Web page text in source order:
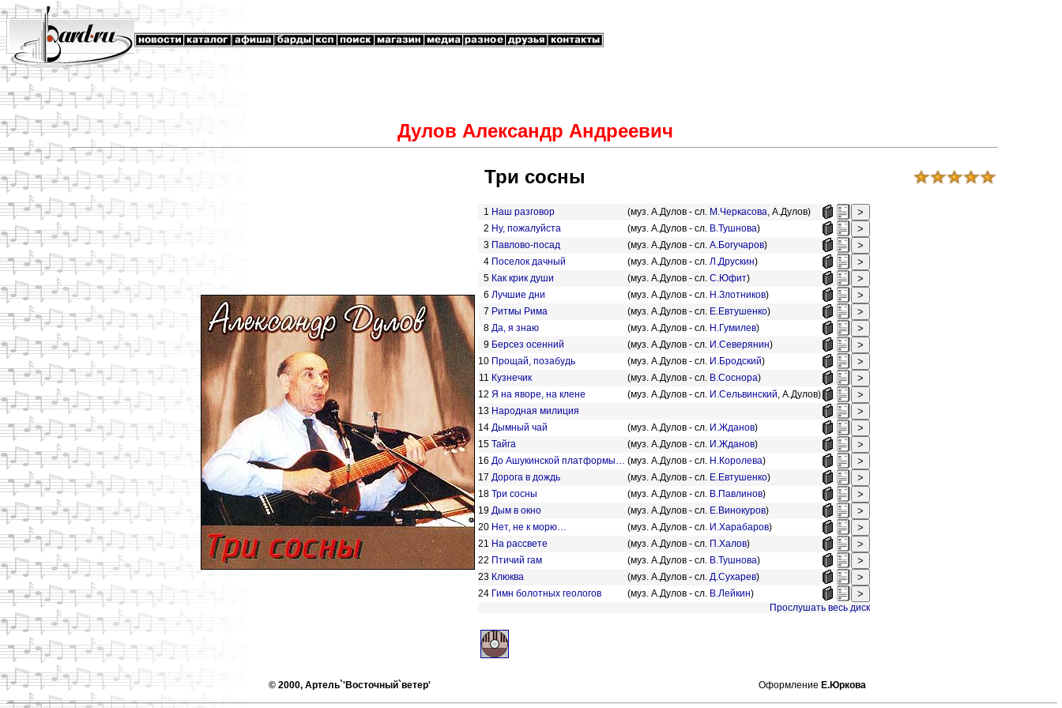
Дулов Александр Андреевич
Три сосны
1 Наш разговор (муз. А.Дулов - сл. М.Черкасова, А.Дулов)
2 Ну, пожалуйста (муз. А.Дулов - сл. В.Тушнова)
3 Павлово-посад (муз. А.Дулов - сл. А.Богучаров)
4 Поселок дачный (муз. А.Дулов - сл. Л.Друскин)
5 Как крик души (муз. А.Дулов - сл. С.Юфит)
6 Лучшие дни (муз. А.Дулов - сл. Н.Злотников)
7 Ритмы Рима (муз. А.Дулов - сл. Е.Евтушенко)
8 Да, я знаю (муз. А.Дулов - сл. Н.Гумилев)
9 Берсез осенний (муз. А.Дулов - сл. И.Северянин)
10 Прощай, позабудь (муз. А.Дулов - сл. И.Бродский)
11 Кузнечик (муз. А.Дулов - сл. В.Соснора)
12 Я на яворе, на клене (муз. А.Дулов - сл. И.Сельвинский, А.Дулов)
13 Народная милиция
14 Дымный чай (муз. А.Дулов - сл. И.Жданов)
15 Тайга (муз. А.Дулов - сл. И.Жданов)
16 До Ашукинской платформы… (муз. А.Дулов - сл. Н.Королева)
17 Дорога в дождь (муз. А.Дулов - сл. Е.Евтушенко)
18 Три сосны (муз. А.Дулов - сл. В.Павлинов)
19 Дым в окно (муз. А.Дулов - сл. Е.Винокуров)
20 Нет, не к морю… (муз. А.Дулов - сл. И.Харабаров)
21 На рассвете (муз. А.Дулов - сл. П.Халов)
22 Птичий гам (муз. А.Дулов - сл. В.Тушнова)
23 Клюква (муз. А.Дулов - сл. Д.Сухарев)
24 Гимн болотных геологов (муз. А.Дулов - сл. В.Лейкин)
Прослушать весь диск
© 2000, Артель`'Восточный`ветер' Оформление Е.Юркова